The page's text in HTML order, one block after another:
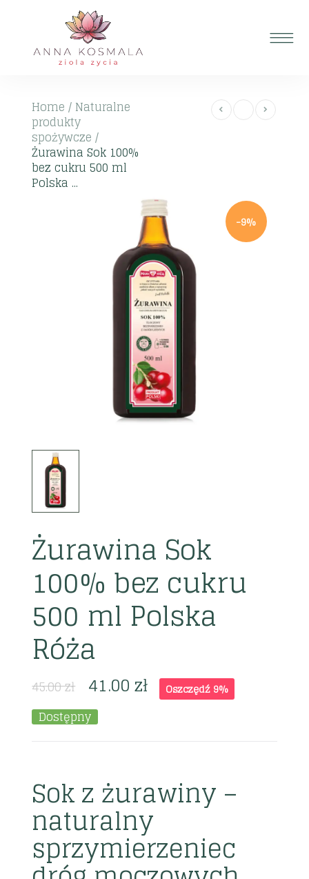
Home / Naturalne
produkty
spożywcze /
Żurawina Sok 100%
bez cukru 500 ml
Polska ...
-9%
Żurawina Sok
100% bez cukru
500 ml Polska
Róża
45.00zł 41.00zł Oszczędź 9%
Dostępny
Sok z żurawiny –
naturalny
sprzymierzeniec